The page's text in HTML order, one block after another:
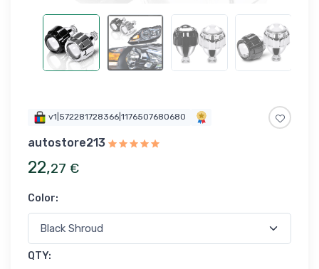
v1|572281728366|1176507680680
autostore213
22,27 €
Color:
QTY: